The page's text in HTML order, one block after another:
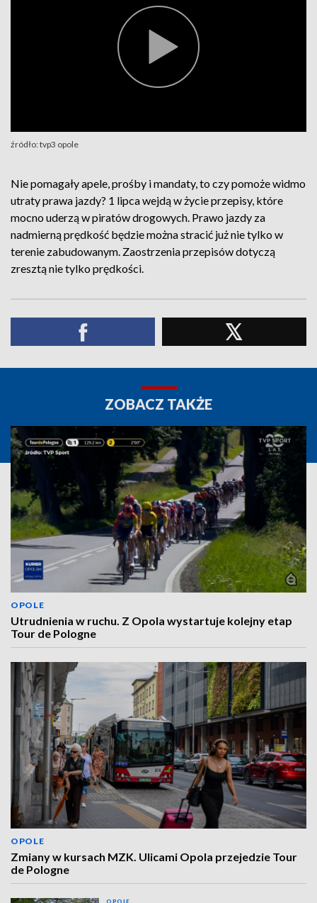
źródło: tvp3 opole
Nie pomagały apele, prośby i mandaty, to czy pomoże widmo
utraty prawa jazdy? 1 lipca wejdą w życie przepisy, które
mocno uderzą w piratów drogowych. Prawo jazdy za
nadmierną prędkość będzie można stracić już nie tylko w
terenie zabudowanym. Zaostrzenia przepisów dotyczą
zresztą nie tylko prędkości.
ZOBACZ TAKŻE
OPOLE
Utrudnienia w ruchu. Z Opola wystartuje kolejny etap
Tour de Pologne
OPOLE
Zmiany w kursach MZK. Ulicami Opola przejedzie Tour
de Pologne
OPOLE